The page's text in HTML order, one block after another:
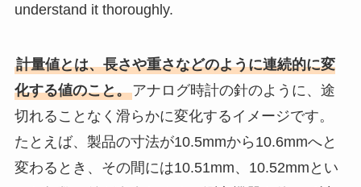
understand it thoroughly.
計量値とは、長さや重さなどのように連続的に変
化する値のこと。アナログ時計の針のように、途
切れることなく滑らかに変化するイメージです。
たとえば、製品の寸法が10.5mmから10.6mmへと
変わるとき、その間には10.51mm、10.52mmとい